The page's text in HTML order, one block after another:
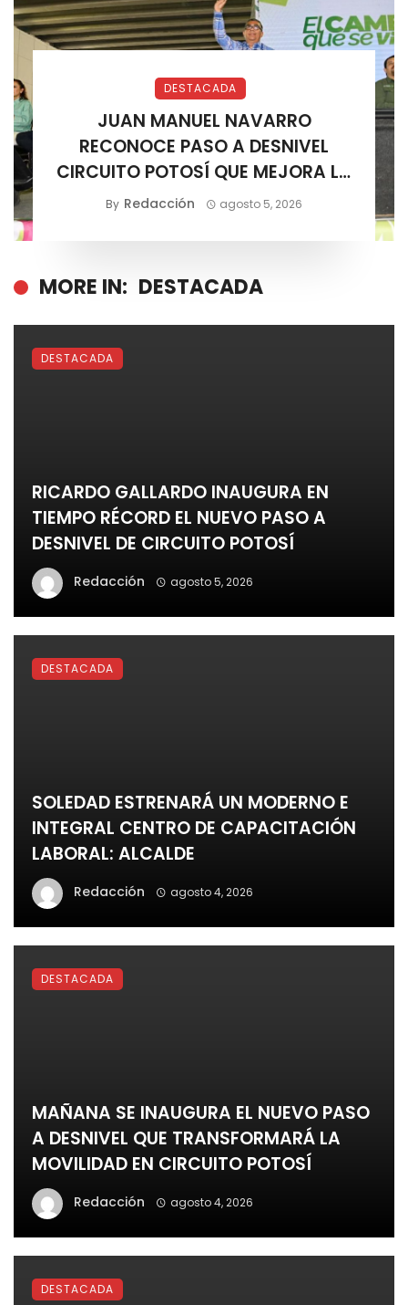
DESTACADA
JUAN MANUEL NAVARRO
RECONOCE PASO A DESNIVEL
CIRCUITO POTOSÍ QUE MEJORA LA
MOVILIDAD METROPOLITANA
By Redacción agosto 5, 2026
MORE IN: DESTACADA
RICARDO GALLARDO INAUGURA EN
TIEMPO RÉCORD EL NUEVO PASO A
DESNIVEL DE CIRCUITO POTOSÍ
Redacción agosto 5, 2026
DESTACADA
SOLEDAD ESTRENARÁ UN MODERNO E
INTEGRAL CENTRO DE CAPACITACIÓN
LABORAL: ALCALDE
Redacción agosto 4, 2026
DESTACADA
MAÑANA SE INAUGURA EL NUEVO PASO
A DESNIVEL QUE TRANSFORMARÁ LA
MOVILIDAD EN CIRCUITO POTOSÍ
Redacción agosto 4, 2026
DESTACADA
DESTACADA